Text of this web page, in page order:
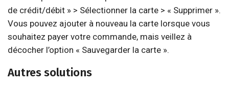
de crédit/débit » > Sélectionner la carte > « Supprimer ».
Vous pouvez ajouter à nouveau la carte lorsque vous
souhaitez payer votre commande, mais veillez à
décocher l’option « Sauvegarder la carte ».
Autres solutions